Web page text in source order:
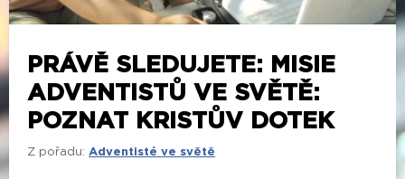
PRÁVĚ SLEDUJETE: MISIE
ADVENTISTŮ VE SVĚTĚ:
POZNAT KRISTŮV DOTEK
Z pořadu: Adventisté ve světě